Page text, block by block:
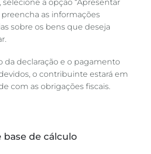
selecione a opção “Apresentar
preencha as informações
sobre os bens que deseja
da declaração e o pagamento
o contribuinte estará em
com as obrigações fiscais.
base de cálculo